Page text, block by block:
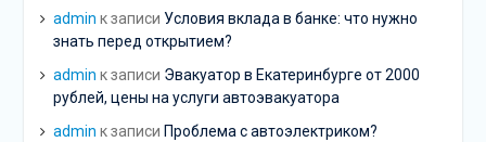
admin к записи Условия вклада в банке: что нужно
знать перед открытием?
admin к записи Эвакуатор в Екатеринбурге от 2000
рублей, цены на услуги автоэвакуатора
admin к записи Проблема с автоэлектриком?